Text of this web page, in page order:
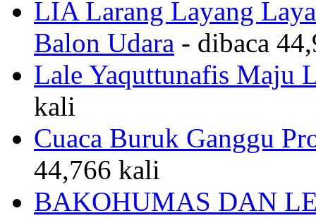
LIA Larang Layang
Balon Udara - dibaca
Lale Yaquttunafis Maju
kali
Cuaca Buruk Ganggu
44,766 kali
BAKOHUMAS DAN